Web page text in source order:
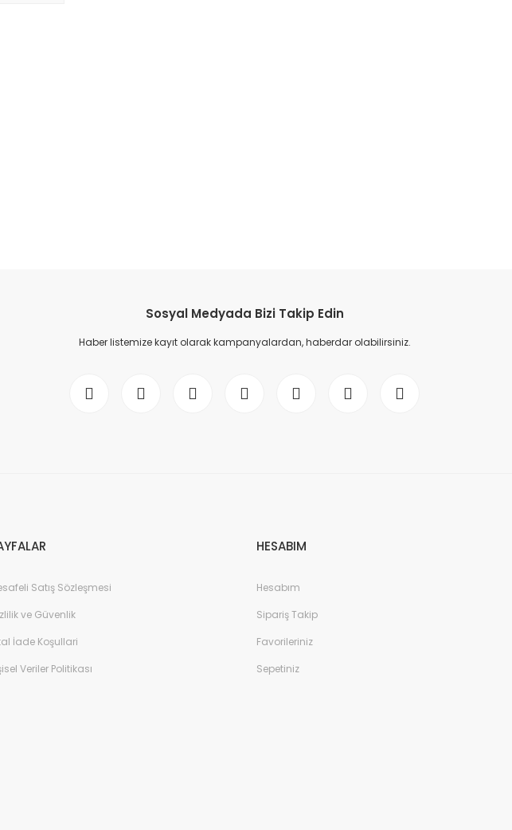
Sosyal Medyada Bizi Takip Edin
Haber listemize kayıt olarak kampanyalardan, haberdar olabilirsiniz.
Satış Sözleşmesi
ve Güvenlik
İade Koşullari
Veriler Politikası
HESABIM
Hesabım
Sipariş Takip
Favorileriniz
Sepetiniz